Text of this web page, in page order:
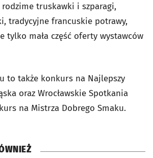
truskawki i szparagi,
tradycyjne francuskie potrawy,
tylko mała część oferty wystawców
to także konkurs na Najlepszy
oraz Wrocławskie Spotkania
na Mistrza Dobrego Smaku.